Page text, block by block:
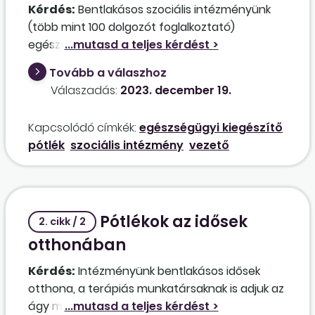
Kérdés: Bentlakásos szociális intézményünk
(több mint 100 dolgozót foglalkoztató)
egészségügyi szolgáltatás nyújtására jogosító
működési engedélyt kapott. A szakápolási
szakmai vezetői feladatokat (irányítja, felügyeli
és ellenőrzi a szakápolók munkáját) az
Részére megállapítható-e az egészségügyi
kiegészítő pótlék, ha igen, akkor teljes
összegben vagy részösszegben, figyelemmel
arra, hogy ezen feladatait csak
pótlékot jelen esetben a központi költségvetés
hogyan finanszírozza, teljes összegben vagy
arányosan részösszegben?
Tovább a válaszhoz
Válaszadás: 2023. december 19.
Kapcsolódó címkék: egészségügyi kiegészítő
pótlék szociális intézmény vezető
2. cikk / 2
Pótlékok az idősek
otthonában
Kérdés: Intézményünk bentlakásos idősek
otthona, a terápiás munkatársaknak is adjuk az
ágy melletti pótlékot. A kolléganő szülés után